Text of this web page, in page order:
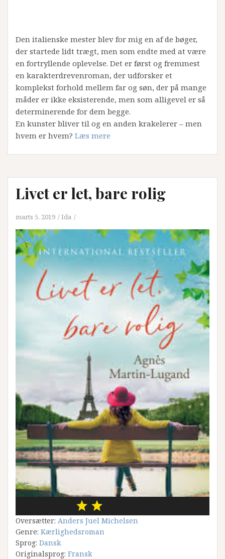
Den italienske mester blev for mig en af de bøger,
der startede lidt trægt, men som endte med at være
en fortryllende oplevelse. Det er først og fremmest
en karakterdrevenroman, der udforsker et
komplekst forhold mellem far og søn, der på mange
måder er ikke eksisterende, men som alligevel er så
determinerende for dem begge.
En kunster bliver til og en anden krakelerer – men
hvem er hvem? Læs mere
Livet er let, bare rolig
marts 5, 2019 Ida
Oversætter: Anders Juel Michelsen
Genre: Kærlighedsroman
Sprog: Dansk
Originalsprog: Fransk